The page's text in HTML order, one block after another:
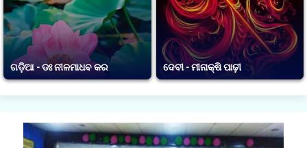
ଗଡ଼ିଆ - ଡଃ ନୀଳମାଧବ କର ଦେବୀ - ମୀନାକ୍ଷି ପାଢ଼ୀ